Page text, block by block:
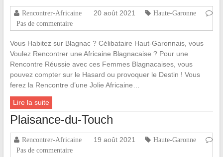
Rencontrer-Africaine 20 août 2021
Haute-Garonne
Pas de commentaire
Vous Habitez sur Blagnac ? Célibataire Haut-Garonnais, vous
Voulez Rencontrer une Africaine Blagnacaise ? Pour une
Rencontre Réussie avec ces Femmes Blagnacaises, vous
pouvez compter sur le Hasard ou provoquer le Destin ! Vous
ferez la Rencontre d’une Jolie Africaine…
Lire la suite
Plaisance-du-Touch
Rencontrer-Africaine 19 août 2021
Haute-Garonne
Pas de commentaire